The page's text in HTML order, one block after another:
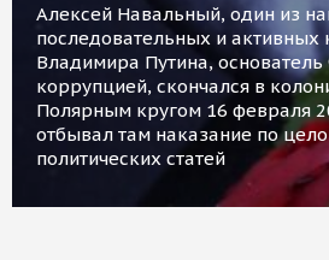
Алексей Навальный, один из
последовательных и активных
Владимира Путина,
коррупцией, скончался в
Полярным кругом 16 февраля
отбывал там наказание по
политических статей